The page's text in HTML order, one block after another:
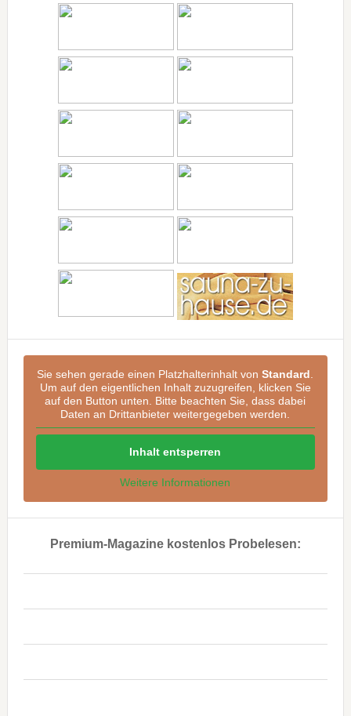
Sie sehen gerade einen Platzhalterinhalt vonStandard
Um auf den eigentlichen Inhalt zuzugreifen, klicken Sie
auf den Button unten. Bitte beachten Sie, dass dabei
Daten an Drittanbieter weitergegeben werden.
Inhalt entsperren
Weitere Informationen
Premium-Magazine kostenlos Probelesen: